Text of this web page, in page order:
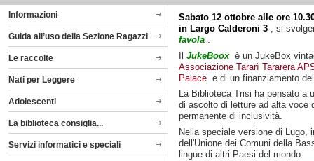
Informazioni
Guida all’uso della Sezione Ragazzi
Le raccolte
Nati per Leggere
Adolescenti
La biblioteca consiglia...
Servizi informatici e speciali
Sabato 12 ottobre alle ore
in Largo Calderoni 3 , si
favola .
JukeBoox è un JukeBox
Associazione Tararì Tararera
Palace e di un finanziamento
La Biblioteca Trisi ha pensato a
di ascolto di letture ad alta voce
permanente di inclusività.
Nella speciale versione di Lugo,
dell'Unione dei Comuni della
lingue di altri Paesi del mondo.